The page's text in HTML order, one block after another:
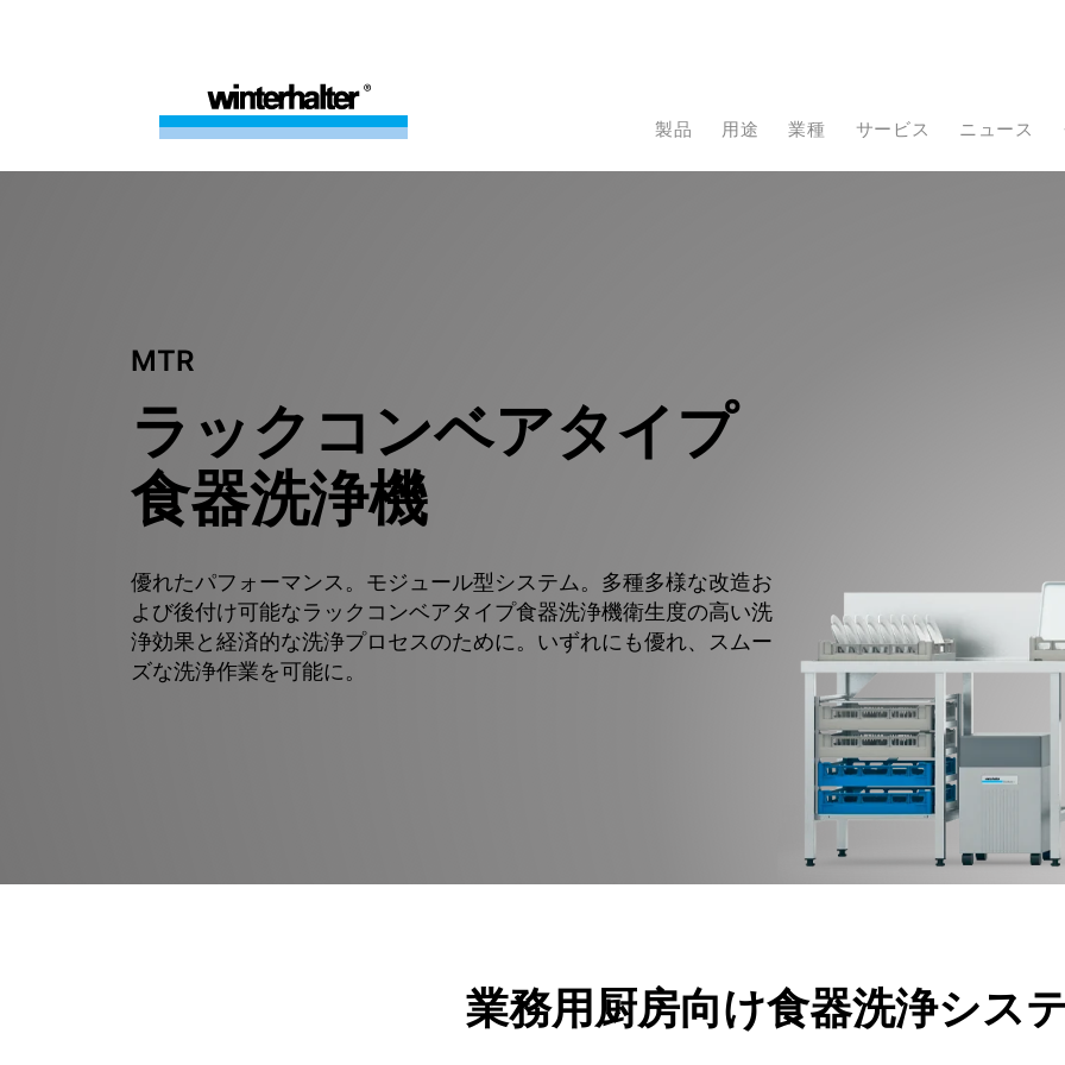
製品 用途 業種 サービス ニュース
MTR
ラックコンベアタイプ
食器洗浄機
優れたパフォーマンス。モジュール型システム。多種多様な改造お
よび後付け可能なラックコンベアタイプ食器洗浄機衛生度の高い洗
浄効果と経済的な洗浄プロセスのために。いずれにも優れ、スムー
ズな洗浄作業を可能に。
業務用厨房向け食器洗浄シス